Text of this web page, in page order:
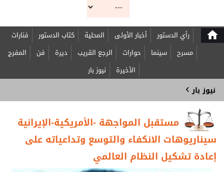
home رأي الدستور أخبار الأولى المحلية كتاب الدستور
فنارات
مسرح
سينما حوارات الرجع القريب ديرة فن
المفرج
الأخيرة
نيوز بار
نيوز بار ›
مستقبل المواجهة -الأمريكية-الإيرانية
سيناريوهات الانكفاء والتوسع وتداعياته على
إعادة تشكيل النظام العالمي